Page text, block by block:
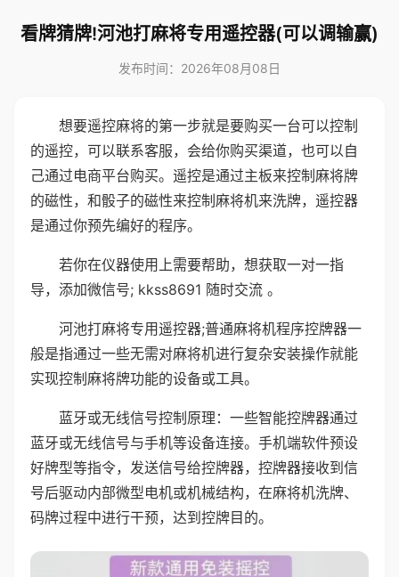
看牌猜牌!河池打麻将专用遥控器(可以调输赢)
发布时间：2026年08月08日
想要遥控麻将的第一步就是要购买一台可以控制
的遥控，可以联系客服，会给你购买渠道，也可以自
己通过电商平台购买。遥控是通过主板来控制麻将牌
的磁性，和骰子的磁性来控制麻将机来洗牌，遥控器
是通过你预先编好的程序。
若你在仪器使用上需要帮助，想获取一对一指
导，添加微信号; kkss8691 随时交流 。
河池打麻将专用遥控器;普通麻将机程序控牌器一
般是指通过一些无需对麻将机进行复杂安装操作就能
实现控制麻将牌功能的设备或工具。
蓝牙或无线信号控制原理：一些智能控牌器通过
蓝牙或无线信号与手机等设备连接。手机端软件预设
好牌型等指令，发送信号给控牌器，控牌器接收到信
号后驱动内部微型电机或机械结构，在麻将机洗牌、
码牌过程中进行干预，达到控牌目的。